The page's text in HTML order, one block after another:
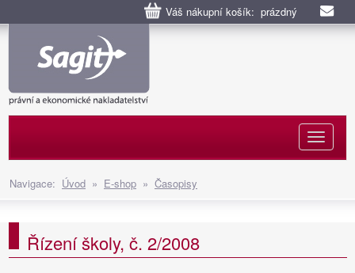
Váš nákupní košík: prázdný
Navigace: Úvod » E-shop » Časopisy
Řízení školy, č. 2/2008